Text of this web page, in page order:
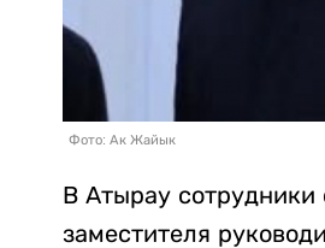
Фото: Ак Жайык
В Атырау сотрудники
заместителя